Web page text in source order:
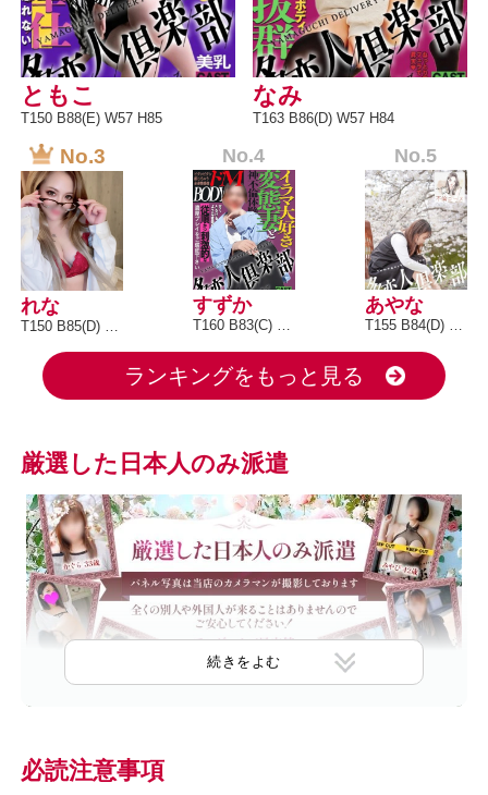
ともこ
T150 B88(E) W57 H85
なみ
T163 B86(D) W57 H84
No.3
れな
No.4
すずか
T160 B83(C) W56 H82
No.5
あやな
T155 B84(D) W56 H82
ランキングをもっと見る
厳選した日本人のみ派遣
厳選した日本人のみ派遣
必読注意事項